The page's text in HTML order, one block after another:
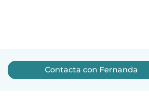
Contacta con Fernanda